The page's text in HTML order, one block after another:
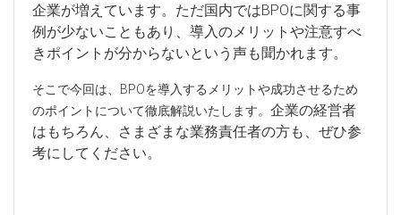
企業が増えています。ただ国内ではBPOに関する事
例が少ないこともあり、導入のメリットや注意すべ
きポイントが分からないという声も聞かれます。
そこで今回は、BPOを導入するメリットや成功させるため
のポイントについて徹底解説いたします。 企業の経営者
はもちろん、さまざまな業務責任者の方も、ぜひ参
考にしてください。